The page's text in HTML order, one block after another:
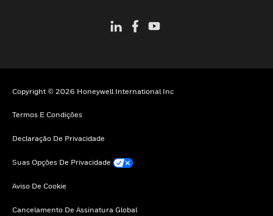
Copyright © 2026 Honeywell International Inc
Termos E Condições
Declaração De Privacidade
Suas Opções De Privacidade
Aviso De Cookie
Cancelamento De Assinatura Global